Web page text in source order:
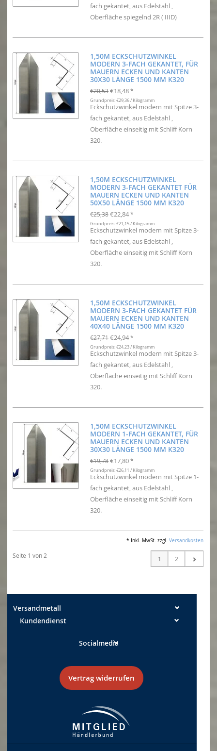
fach gekantet, aus Edelstahl ,
Oberfläche spiegelnd 2R ( IIID)
1,50M ECKSCHUTZWINKEL
MODERN 3-FACH GEKANTET, FÜR
MAUERN ECKEN UND KANTEN
30X30 LÄNGE 1500 MM K320
€20,53 €18,48 *
Grundpreis: €29,36 / Kilogramm
Eckschutzwinkel modern mit Spitze 3-
fach gekantet, aus Edelstahl ,
Oberfläche einseitig mit Schliff Korn
320.
1,50M ECKSCHUTZWINKEL
MODERN 3-FACH GEKANTET FÜR
MAUERN ECKEN UND KANTEN
50X50 LÄNGE 1500 MM K320
€25,38 €22,84 *
Grundpreis: €21,15 / Kilogramm
Eckschutzwinkel modern mit Spitze 3-
fach gekantet, aus Edelstahl ,
Oberfläche einseitig mit Schliff Korn
320.
1,50M ECKSCHUTZWINKEL
MODERN 3-FACH GEKANTET FÜR
MAUERN ECKEN UND KANTEN
40X40 LÄNGE 1500 MM K320
€27,71 €24,94 *
Grundpreis: €24,23 / Kilogramm
Eckschutzwinkel modern mit Spitze 3-
fach gekantet, aus Edelstahl ,
Oberfläche einseitig mit Schliff Korn
320.
1,50M ECKSCHUTZWINKEL
MODERN 1-FACH GEKANTET, FÜR
MAUERN ECKEN UND KANTEN
30X30 LÄNGE 1500 MM K320
€19,78 €17,80 *
Grundpreis: €26,11 / Kilogramm
Eckschutzwinkel modern mit Spitze 1-
fach gekantet, aus Edelstahl ,
Oberfläche einseitig mit Schliff Korn
320.
* Inkl. MwSt. zzgl. Versandkosten
Seite 1 von 2 1 2
Versandmetall
Kundendienst
Socialmedia
Vertrag widerrufen